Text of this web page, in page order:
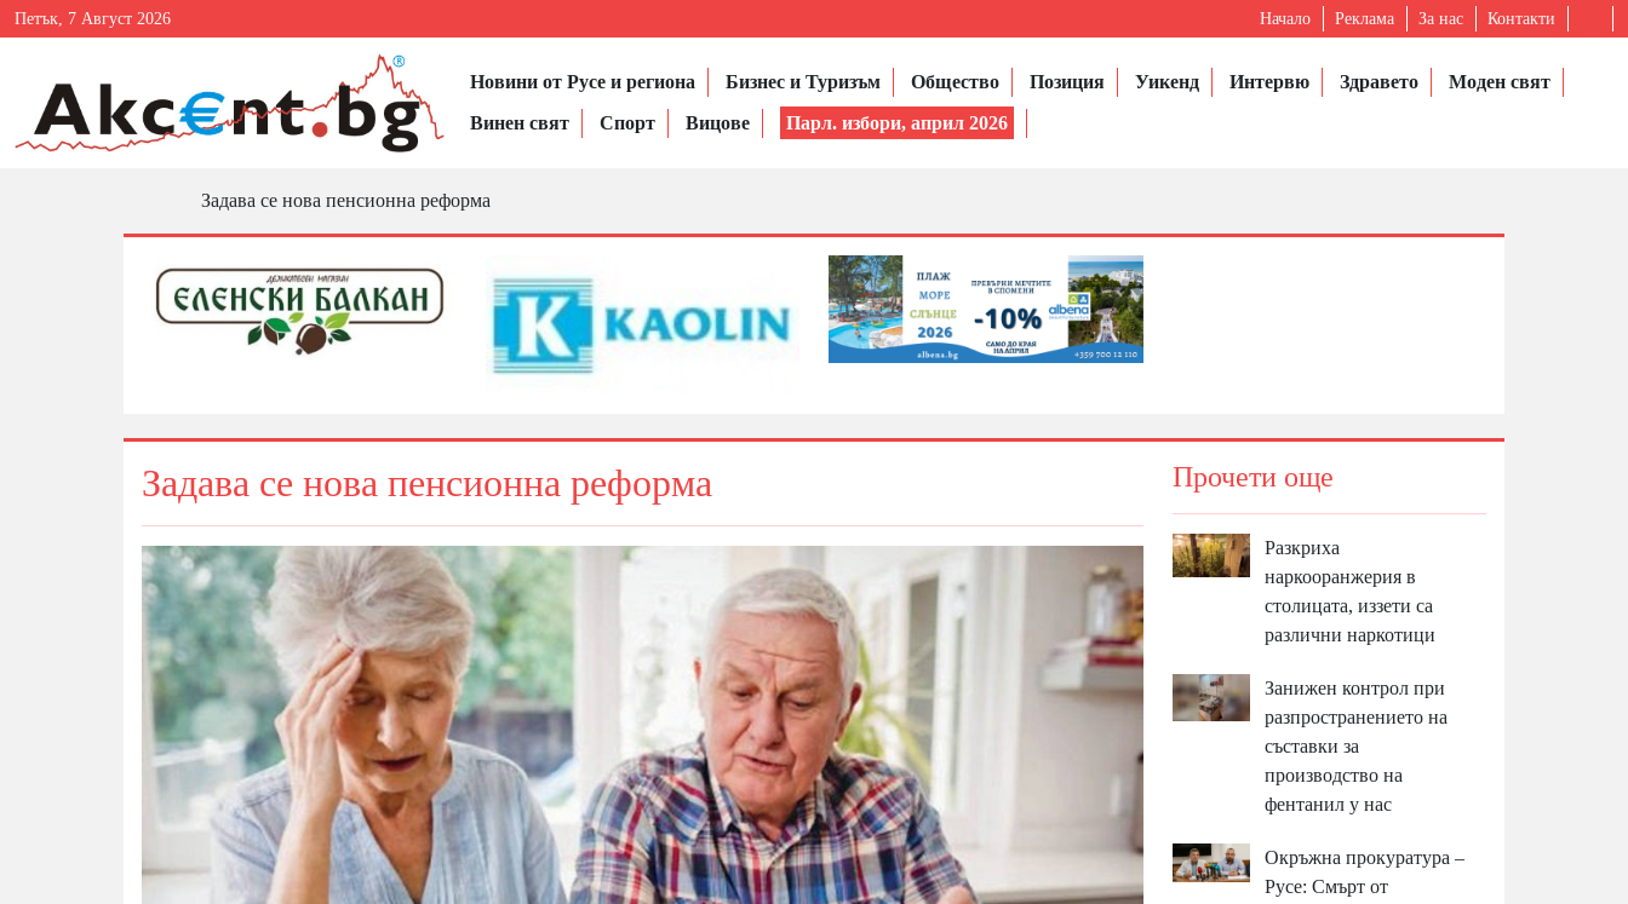
Петък, 7 Август 2026 Начало Реклама За нас Контакти
Новини от Русе и региона Бизнес и Туризъм Общество Позиция Уикенд Интервю Здравето
Моден свят
Винен свят
Спорт Вицове Парл. избори, април 2026
Задава се нова пенсионна реформа
Задава се нова пенсионна реформа Прочети още
Разкриха
наркооранжерия в
столицата, иззети са
различни наркотици
Занижен контрол при
разпространението на
съставки за
производство на
фентанил у нас
Окръжна прокуратура –
Русе: Смърт от